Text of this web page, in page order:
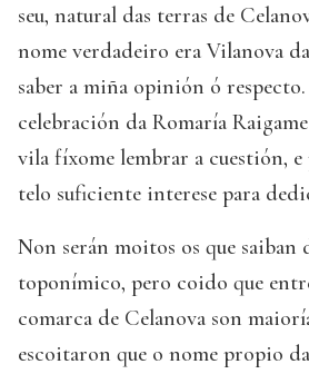
seu, natural das terras de
nome verdadeiro era Vilanova
saber a miña opinión ó
celebración da Romaría
vila fíxome lembrar a cuestión, e
telo suficiente interese para
Non serán moitos os que saiban
toponímico, pero coido que
comarca de Celanova son
escoitaron que o nome propio